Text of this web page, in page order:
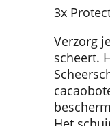
3x
Verzorg
scheert.